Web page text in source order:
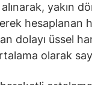
alınarak, yakın
hesaplanan
dolayı üssel
olarak